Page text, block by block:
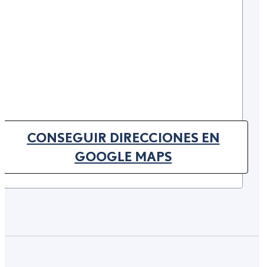
CONSEGUIR DIRECCIONES EN
GOOGLE MAPS(OPENS IN NEW TAB)